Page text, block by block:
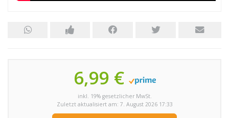
6,99 €
inkl. 19% gesetzlicher MwSt.
Zuletzt aktualisiert am: 7. August 2026 17:33